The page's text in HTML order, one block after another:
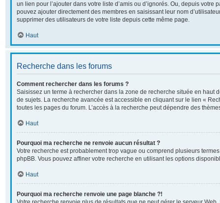
un lien pour l’ajouter dans votre liste d’amis ou d’ignorés. Ou, depuis votre
pouvez ajouter directement des membres en saisissant leur nom
supprimer des utilisateurs de votre liste depuis cette même page.
Haut
Recherche dans les forums
Comment rechercher dans les forums ?
Saisissez un terme à rechercher dans la zone de recherche située en haut
de sujets. La recherche avancée est accessible en cliquant sur le lien «
toutes les pages du forum. L’accès à la recherche peut dépendre des
Haut
Pourquoi ma recherche ne renvoie aucun résultat ?
Votre recherche est probablement trop vague ou comprend plusieurs
phpBB. Vous pouvez affiner votre recherche en utilisant les options
Haut
Pourquoi ma recherche renvoie une page blanche ?!